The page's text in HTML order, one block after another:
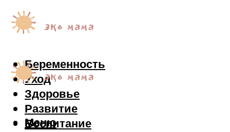
Беременность
Уход
Здоровье
Развитие
Воспитание
Меню